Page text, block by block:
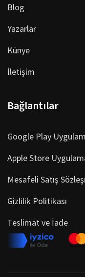
Blog
Yazarlar
Künye
İletişim
Bağlantılar
Google Play
Apple Store
Mesafeli Satış
Gizlilik Politikası
Teslimat ve İade